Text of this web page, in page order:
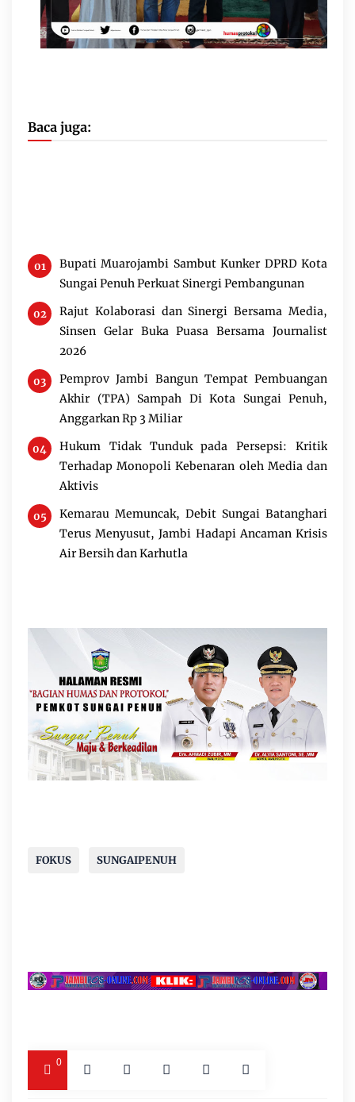
Baca juga:
Bupati Muarojambi Sambut Kunker DPRD Kota
Sungai Penuh Perkuat Sinergi Pembangunan
Rajut Kolaborasi dan Sinergi Bersama Media,
Sinsen Gelar Buka Puasa Bersama Journalist
2026
Pemprov Jambi Bangun Tempat Pembuangan
Akhir (TPA) Sampah Di Kota Sungai Penuh,
Anggarkan Rp 3 Miliar
Hukum Tidak Tunduk pada Persepsi: Kritik
Terhadap Monopoli Kebenaran oleh Media dan
Aktivis
Kemarau Memuncak, Debit Sungai Batanghari
Terus Menyusut, Jambi Hadapi Ancaman Krisis
Air Bersih dan Karhutla
FOKUS SUNGAIPENUH
0